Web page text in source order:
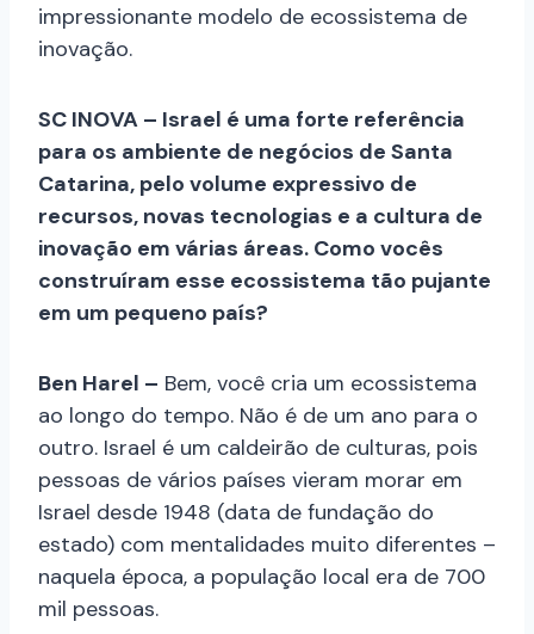
impressionante modelo de ecossistema de
inovação.
SC INOVA – Israel é uma forte referência
para os ambiente de negócios de Santa
Catarina, pelo volume expressivo de
recursos, novas tecnologias e a cultura de
inovação em várias áreas. Como vocês
construíram esse ecossistema tão pujante
em um pequeno país?
Ben Harel – Bem, você cria um ecossistema
ao longo do tempo. Não é de um ano para o
outro. Israel é um caldeirão de culturas, pois
pessoas de vários países vieram morar em
Israel desde 1948 (data de fundação do
estado) com mentalidades muito diferentes –
naquela época, a população local era de 700
mil pessoas.